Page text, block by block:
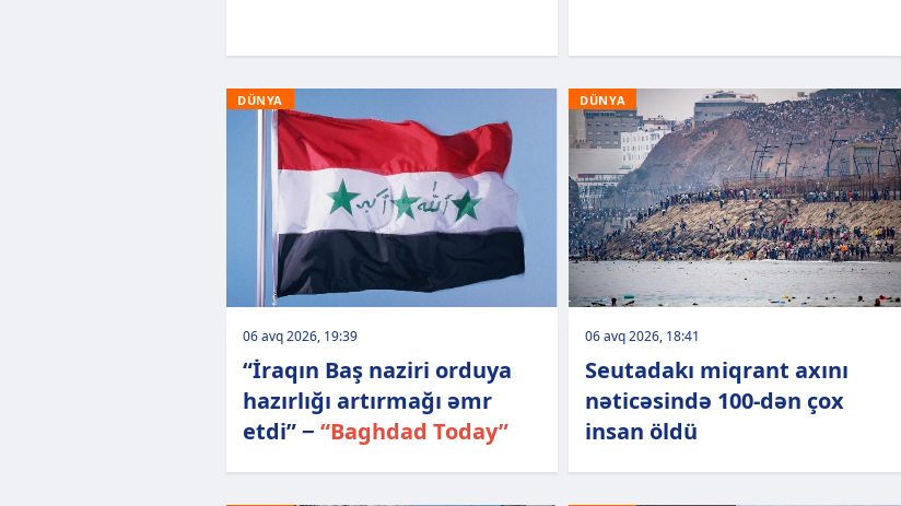
DÜNYA
06 avq 2026, 19:39
“İraqın Baş naziri orduya
hazırlığı artırmağı əmr
etdi” − “Baghdad Today”
DÜNYA
06 avq 2026, 18:41
Seutadakı miqrant axını
nəticəsində 100-dən çox
insan öldü